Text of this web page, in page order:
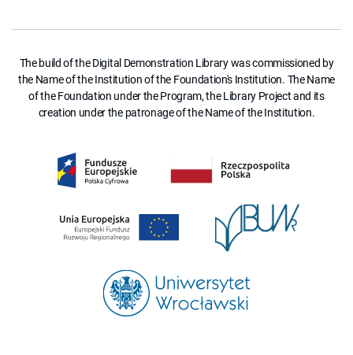
The build of the Digital Demonstration Library was commissioned by
the Name of the Institution of the Foundation's Institution. The Name
of the Foundation under the Program, the Library Project and its
creation under the patronage of the Name of the Institution.